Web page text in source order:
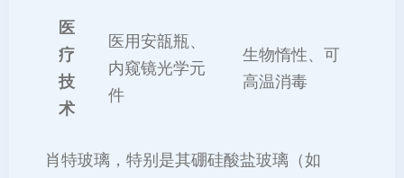
医
疗
技
术
医用安瓿瓶、
内窥镜光学元
件
生物惰性、可
高温消毒
肖特玻璃，特别是其硼硅酸盐玻璃（如